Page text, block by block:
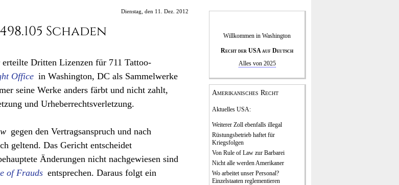
Dienstag, den 11. Dez. 2012
Schaden
Dritten Lizenzen für 711 Tattoo-
Office in Washington, DC als Sammelwerke
seine Werke anders färbt und nicht zahlt,
und Urheberrechtsverletzung.
gegen den Vertragsanspruch und nach
geltend. Das Gericht entscheidet
Änderungen nicht nachgewiesen sind
of Frauds entsprechen. Daraus folgt ein
Willkommen in Washington
Recht der USA auf Deutsch
Alles von 2025
Amerikanisches Recht
Aktuelles USA:
Weiterer Zoll ebenfalls illegal
Rüstungsbetrieb haftet für
Kriegsfolgen
Von Rule of Law zur Barbarei
Nicht alle werden Amerikaner
Wo arbeitet unser Personal?
Einzelstaaten reglementieren